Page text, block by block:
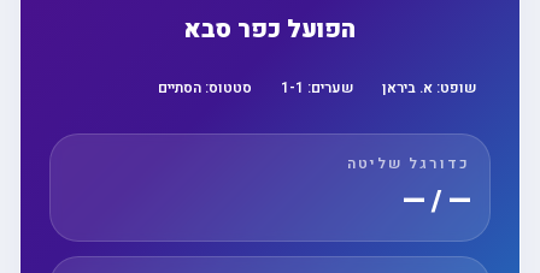
הפועל כפר סבא
שופט:א. ביראן שערים: 1 -1 סטטוס:הסתיים
כדורגל שליטה
— / —